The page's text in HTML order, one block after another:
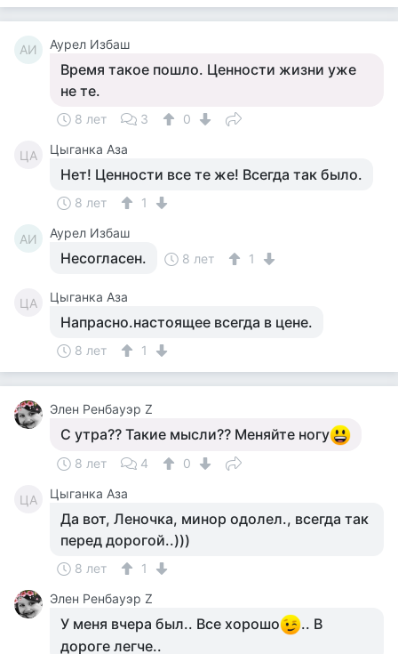
АИ Аурел Избаш
Время такое пошло. Ценности жизни уже
не те.
8 лет 3 0
ЦА Цыганка Аза
Нет! Ценности все те же! Всегда так было.
8 лет 1
АИ Аурел Избаш
Несогласен. 8 лет 1
ЦА Цыганка Аза
Напрасно.настоящее всегда в цене.
8 лет 1
Элен Ренбауэр Z
С утра?? Такие мысли?? Меняйте ногу
8 лет 4 0
ЦА Цыганка Аза
Да вот, Леночка, минор одолел., всегда так
перед дорогой..)))
8 лет
1
Элен Ренбауэр Z
У меня вчера был.. Все хорошо
.. В
дороге легче..